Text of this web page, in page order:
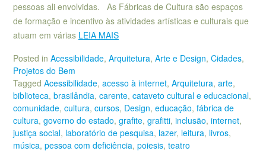
pessoas ali envolvidas. As Fábricas de Cultura são espaços
de formação e incentivo às atividades artísticas e culturais que
atuam em várias LEIA MAIS
Posted in Acessibilidade, Arquitetura, Arte e Design, Cidades,
Projetos do Bem
Tagged Acessibilidade, acesso à internet, Arquitetura, arte,
biblioteca, brasilândia, carente, cataveto cultural e educacional,
comunidade, cultura, cursos, Design, educação, fábrica de
cultura, governo do estado, grafite, grafitti, inclusão, internet,
justiça social, laboratório de pesquisa, lazer, leitura, livros,
música, pessoa com deficiência, poiesis, teatro